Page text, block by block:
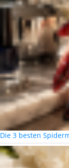
Die 3 besten